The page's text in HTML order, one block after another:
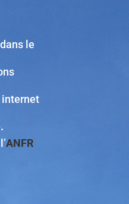
dans le
internet
ANFR